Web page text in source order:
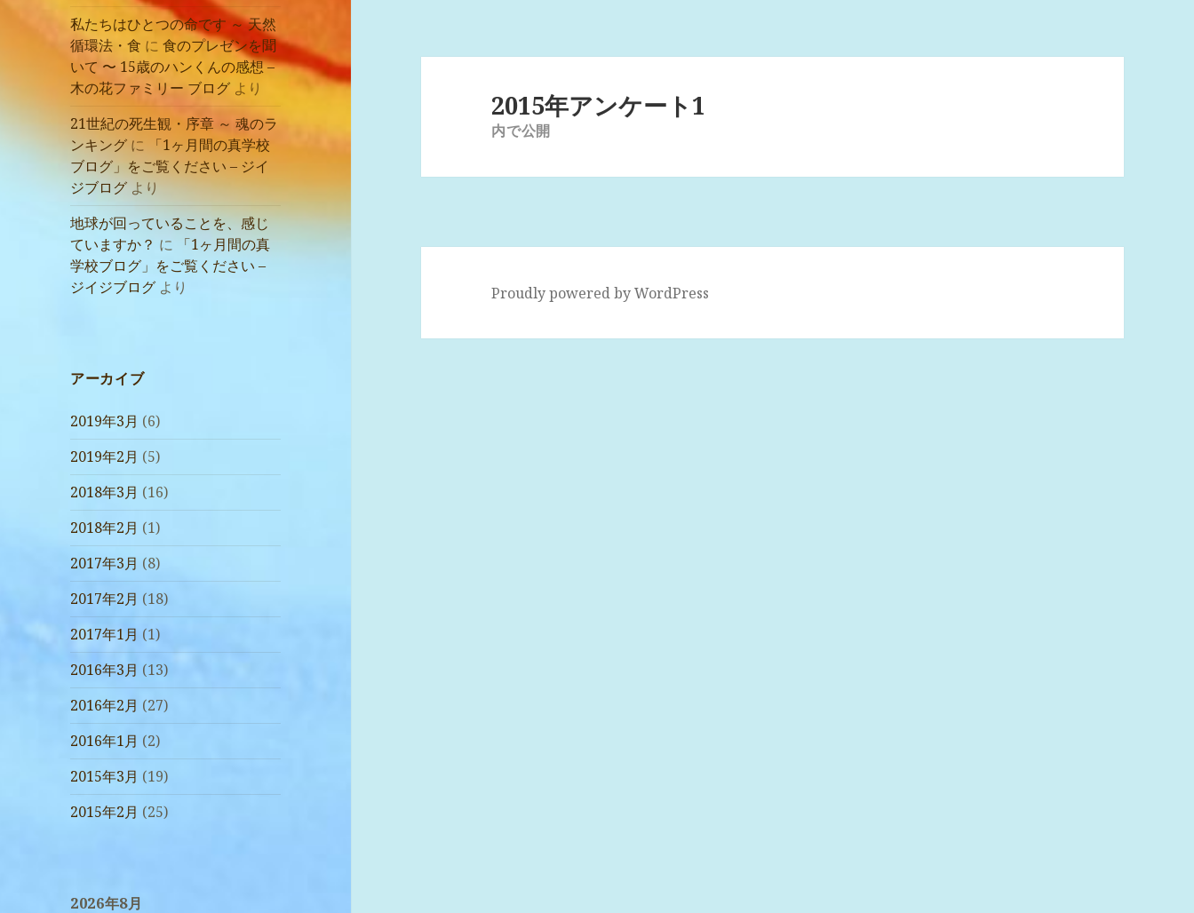
私たちはひとつの命です ～ 天然
循環法・食 に食のプレゼンを聞
いて 〜 15歳のハンくんの感想 –
木の花ファミリー ブログ より
21世紀の死生観・序章 ～ 魂のラ
ンキング に
「1ヶ月間の真学校
ブログ」をご覧ください – ジイ
ジブログより
地球が回っていることを、感じ
ていますか？ に
「1ヶ月間の真
学校ブログ」をご覧ください –
ジイジブログ より
アーカイブ
2019年3月 (6)
2019年2月 (5)
2018年3月 (16)
2018年2月 (1)
2017年3月 (8)
2017年2月 (18)
2017年1月 (1)
2016年3月 (13)
2016年2月 (27)
2016年1月 (2)
2015年3月 (19)
2015年2月 (25)
2026年8月
ゲ
2015年アンケート1
内で公開
Proudly powered by WordPress